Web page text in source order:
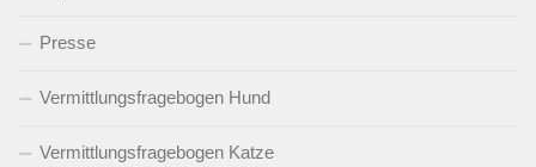
Presse
Vermittlungsfragebogen Hund
Vermittlungsfragebogen Katze